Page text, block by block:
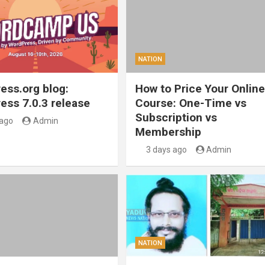
blog:
7.0.3 release
Admin
NATION
How to Price Your Online
Course: One-Time vs
Subscription vs
Membership
3 days ago Admin
NATION